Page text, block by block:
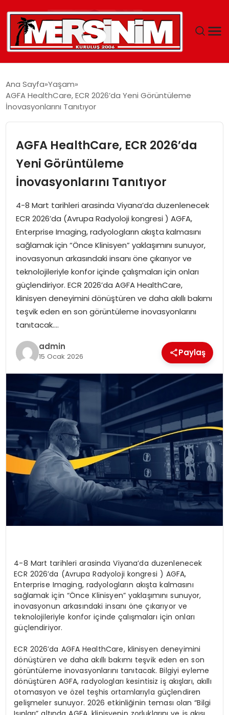
EĞITIM
SPOR
EKONOMI
MAGAZIN
DÜNYA
OTOMOBIL
Ana Sayfa Yaşam
AGFA HealthCare, ECR 2026’da Yeni Görüntüleme
İnovasyonlarını Tanıtıyor
AGFA HealthCare, ECR 2026’da
Yeni Görüntüleme
İnovasyonlarını Tanıtıyor
4-8 Mart tarihleri arasinda Viyana’da duzenlenecek
ECR 2026’da (Avrupa Radyoloji kongresi ) AGFA,
Enterprise Imaging, radyologların akışta kalmasını
sağlamak için “Önce Klinisyen” yaklaşımını sunuyor,
inovasyonun arkasındaki insanı öne çıkarıyor ve
teknolojileriyle konfor içinde çalışmaları için onları
güçlendiriyor. ECR 2026’da AGFA HealthCare,
klinisyen deneyimini dönüştüren ve daha akıllı bakımı
teşvik eden en son görüntüleme inovasyonlarını
tanıtacak….
admin
15 Ocak 2026 Paylaş
4-8 Mart tarihleriarasinda Viyana’da duzenlenecek
ECR 2026’da (Avrupa Radyoloji kongresi ) AGFA,
Enterprise Imaging, radyologların akışta kalmasını
sağlamak için “Önce Klinisyen” yaklaşımını sunuyor,
inovasyonun arkasındaki insanı öne çıkarıyor ve
teknolojileriyle konfor içinde çalışmaları için onları
güçlendiriyor.
ECR 2026’da AGFAHealthCare, klinisyen deneyimini
dönüştüren ve daha akıllı bakımı teşvik eden en son
görüntüleme inovasyonlarını tanıtacak. Bilgiyi eyleme
dönüştüren AGFA, radyologları kesintisiz iş akışları, akıllı
otomasyon ve özel teşhis ortamlarıyla güçlendiren
gelişmeler sunuyor. 2026 etkinliğinin teması olan “Bilgi